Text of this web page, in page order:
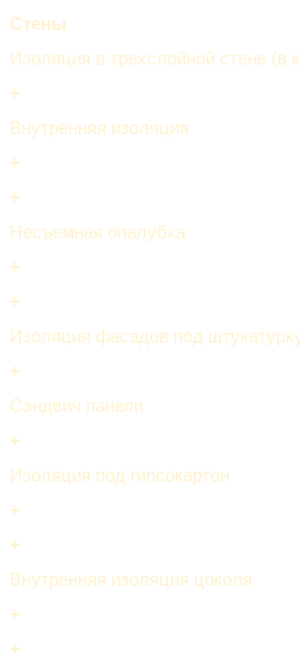
Стены
Изоляция в трехслойной стене (в
+
Внутренняя изоляция
+
+
Несъемная опалубка
+
+
Изоляция фасадов под
+
Сэндвич панели
+
Изоляция под гипсокартон
+
+
Внутренняя изоляция цоколя
+
+